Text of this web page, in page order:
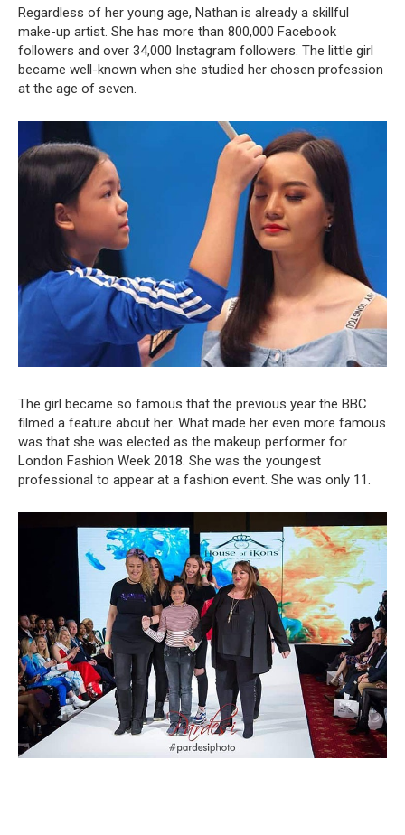
Regardless of her young age, Nathan is already a skillful
make-up artist. She has more than 800,000 Facebook
followers and over 34,000 Instagram followers. The little girl
became well-known when she studied her chosen profession
at the age of seven.
The girl became so famous that the previous year the BBC
filmed a feature about her. What made her even more famous
was that she was elected as the makeup performer for
London Fashion Week 2018. She was the youngest
professional to appear at a fashion event. She was only 11.